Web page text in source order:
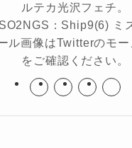
ルテカ光沢フェチ。
：Ship9(6) ミ
ル画像はTwitterのモ
をご確認ください。